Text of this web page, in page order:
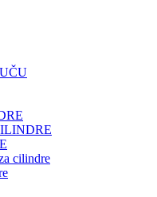
cilindre